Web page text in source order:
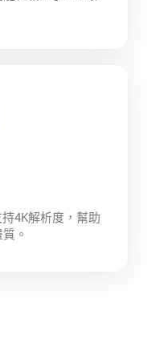
4K解析度，幫助
。